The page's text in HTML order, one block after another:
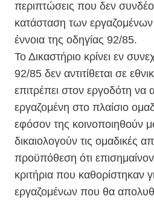
περιπτώσεις που δεν
κατάσταση των
έννοια της οδηγίας 92/85.
Το Δικαστήριο κρίνει εν
92/85 δεν αντιτίθεται σε
επιτρέπει στον εργοδότη να
εργαζομένη στο πλαίσιο
εφόσον της κοινοποιηθούν
δικαιολογούν τις ομαδικές
προϋπόθεση ότι
κριτήρια που καθορίστηκαν
εργαζομένων που θα